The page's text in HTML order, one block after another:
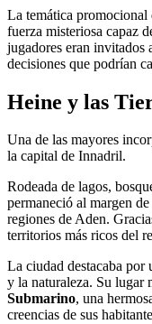
La temática promocional
fuerza misteriosa capaz
jugadores eran invitados
decisiones que podrían
Heine y las
Una de las mayores
la capital de Innadril.
Rodeada de lagos,
permaneció al margen
regiones de Aden.
territorios más ricos del
La ciudad destacaba por
y la naturaleza. Su lugar
Submarino, una
creencias de sus